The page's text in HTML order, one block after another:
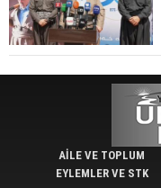
AİLE VE TOPLUM
EYLEMLER VE STK